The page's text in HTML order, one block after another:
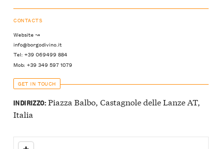
CONTACTS
Website ↝
info@borgodivino.it
Tel: +39 069499 884
Mob: +39 349 597 1079
GET IN TOUCH
INDIRIZZO:Piazza Balbo, Castagnole delle Lanze AT,
Italia